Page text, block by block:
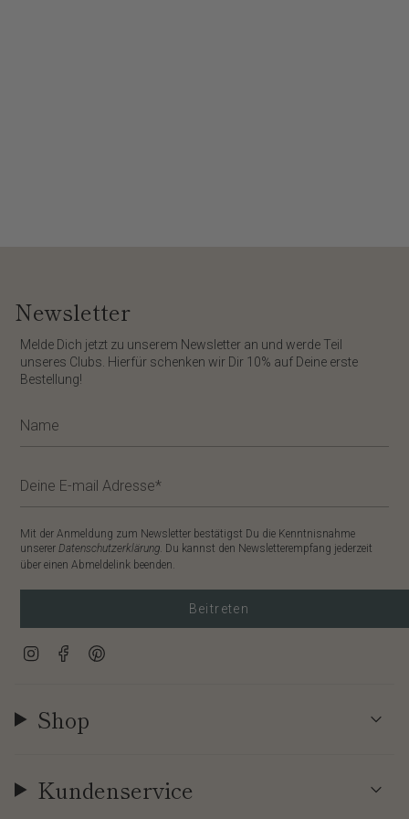
Newsletter
​Melde Dich jetzt zu unserem Newsletter an und werde Teil
unseres Clubs. Hierfür schenken wir Dir 10% auf Deine erste
Bestellung!
Mit der Anmeldung zum Newsletter bestätigst Du die Kenntnisnahme
unserer Datenschutzerklärung. Du kannst den Newsletterempfang jederzeit
über einen Abmeldelink beenden.
Beitreten
InstagramFacebook
Shop
Kundenservice